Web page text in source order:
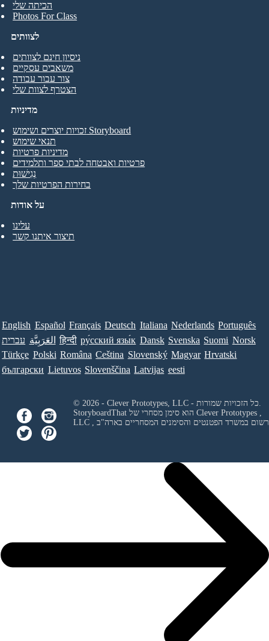
הכיתה שלי
Photos For Class
לצוותים
ניסיון חינם לצוותים
משאבים עסקיים
צור עבור עבודה
הצטרף לצוות שלי
על אודות
עלינו
תיצור איתנו קשר
מדיניות
זכויות יוצרים ושימוש Storyboard
תנאי שימוש
מדיניות פרטיות
פרטיות ואבטחה לבתי ספר ותלמידים
נְגִישׁוּת
בחירות הפרטיות שלך
English Español Français Deutsch Italiana Nederlands Português
עברית العَرَبِيَّة हिन्दी ру́сский язы́к Dansk Svenska Suomi Norsk
Türkçe Polski Româna Ceština Slovenský Magyar Hrvatski
български Lietuvos Slovenščina Latvijas eesti
Clever Prototypes ,
LLC
ורשום במשרד הפטנטים והסימנים המסחריים בארה"ב